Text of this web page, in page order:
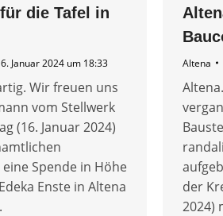
die Tafel in
Januar 2024 um 18:33
Wir freuen uns
vom Stellwerk
(16. Januar 2024)
Spende in Höhe
Enste in Altena
Altena
der
2024)